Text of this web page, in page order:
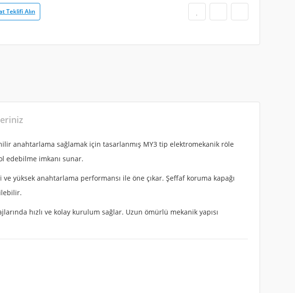
Teklifi Alın
anahtarlama sağlamak için tasarlanmış MY3 tip elektromekanik röle
edebilme imkanı sunar.
yüksek anahtarlama performansı ile öne çıkar. Şeffaf koruma kapağı
hızlı ve kolay kurulum sağlar. Uzun ömürlü mekanik yapısı